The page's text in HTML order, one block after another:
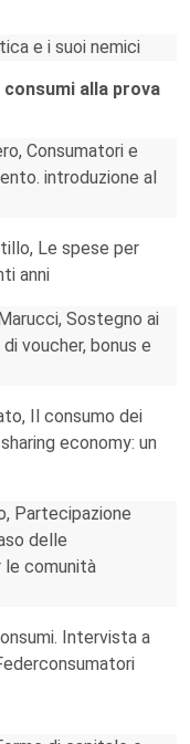
e i suoi nemici
alla prova
Consumatori e
introduzione al
Le spese per
anni
Sostegno ai
voucher, bonus e
Il consumo dei
economy: un
Partecipazione
delle
le comunità
Intervista a